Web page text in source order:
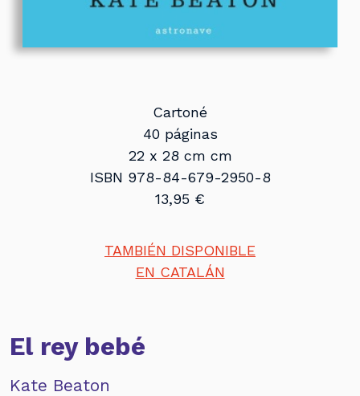
Cartoné
40 páginas
22 x 28 cm cm
ISBN 978-84-679-2950-8
13,95 €
TAMBIÉN DISPONIBLE
EN CATALÁN
El rey bebé
Kate Beaton